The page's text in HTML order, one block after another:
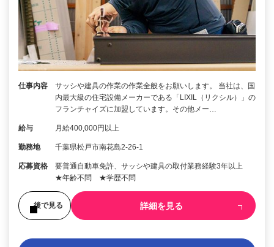
仕事内容
サッシや建具の作業の作業全般をお願いします。 当社は、国
内最大級の住宅設備メーカーである「LIXIL（リクシル）」の
フランチャイズに加盟しています。その他メー…
給与 月給400,000円以上
勤務地 千葉県松戸市南花島2-26-1
応募資格
要普通自動車免許、サッシや建具の取付業務経験3年以上
★年齢不問 ★学歴不問
後で見る 詳細を見る